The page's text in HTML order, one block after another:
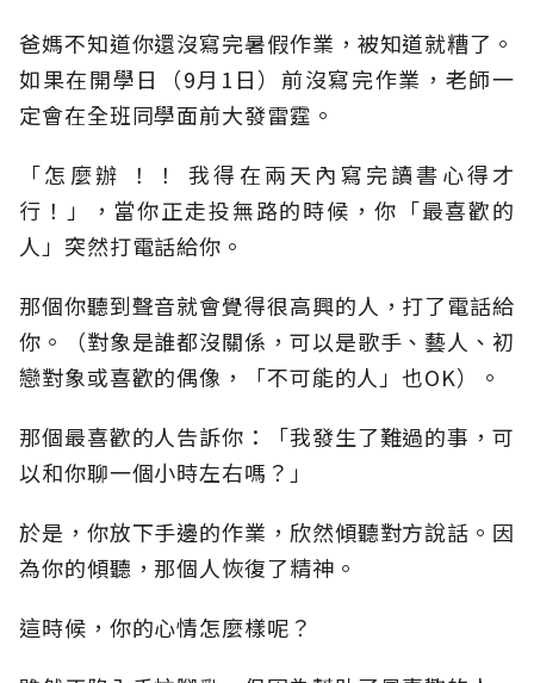
爸媽不知道你還沒寫完暑假作業，被知道就糟了。
如果在開學日（9月1日）前沒寫完作業，老師一
定會在全班同學面前大發雷霆。
「怎麼辦 ！！ 我得在兩天內寫完讀書心得才
行！」，當你正走投無路的時候，你「最喜歡的
人」突然打電話給你。
那個你聽到聲音就會覺得很高興的人，打了電話給
你。（對象是誰都沒關係，可以是歌手、藝人、初
戀對象或喜歡的偶像，「不可能的人」也OK）。
那個最喜歡的人告訴你：「我發生了難過的事，可
以和你聊一個小時左右嗎？」
於是，你放下手邊的作業，欣然傾聽對方說話。因
為你的傾聽，那個人恢復了精神。
這時候，你的心情怎麼樣呢？